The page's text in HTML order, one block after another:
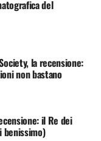
del
la recensione:
non bastano
il Re dei
benissimo)